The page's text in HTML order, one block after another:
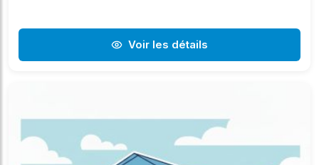
Voir les détails